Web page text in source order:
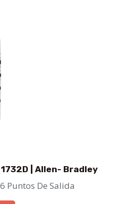
| Allen- Bradley
Puntos De Salida